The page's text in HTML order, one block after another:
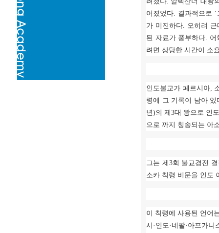
어졌었다. 결과적으로 ‘
가 미진하다. 오히려
된 자료가 풍부하다. 어
려면 상당한 시간이 소
인도불교가 페르시아,
령에 그 기록이 남아 있
년)의 제3대 왕으로 인
으로 까지 칭송되는 아
그는 제 3회 불교경전
소카 칙령 비문을 인도
이 칙령에 사용된 언어
시 · 인도· 네팔· 아프가니